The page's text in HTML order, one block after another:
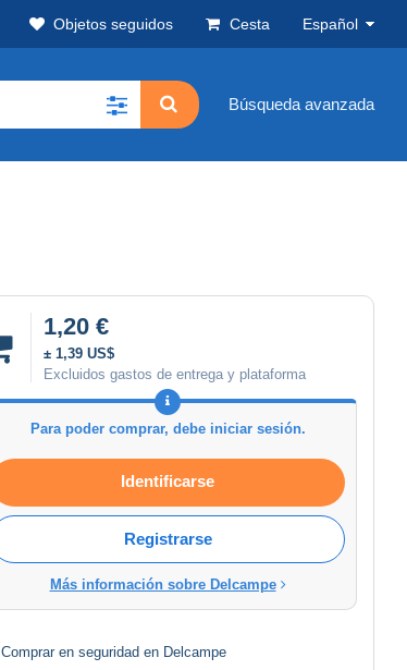
Objetos seguidos Cesta Español
Búsqueda avanzada
1,20 €
± 1,39 US$
Excluidos gastos de entrega y plataforma
Para poder comprar, debe iniciar sesión.
Identificarse
Registrarse
Más información sobre Delcampe
Comprar en seguridad en Delcampe